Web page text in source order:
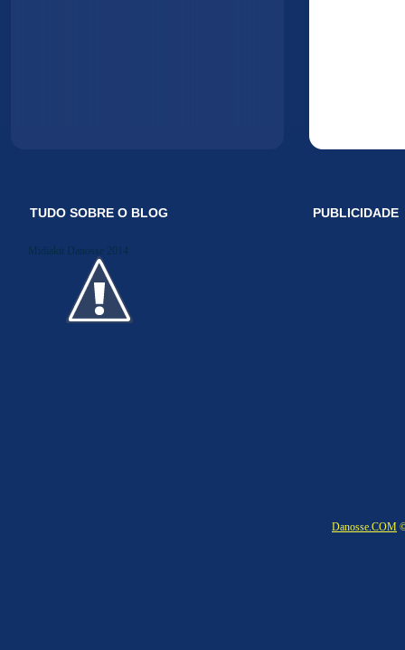
TUDO SOBRE O BLOG
Midiakit Danosse 2014
PUBLICIDADE
Danosse.COM